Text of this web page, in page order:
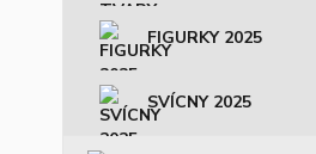
FIGURKY 2025
SVÍCNY 2025